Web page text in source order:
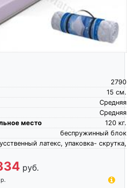
2790
см.
15
Средняя
Средняя
место
кг.
120
беспружинный блок
латекс, упаковка- скрутка,
руб.
р.